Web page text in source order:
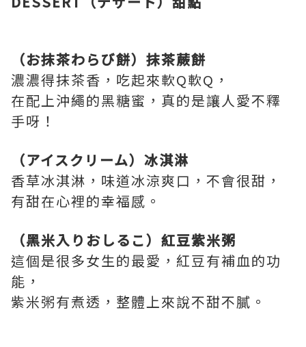
（お抹茶わらび餅）抹茶蕨餅
濃濃得抹茶香，吃起來軟Q軟Q，
在配上沖繩的黑糖蜜，真的是讓人愛不釋
手呀！
（アイスクリーム）冰淇淋
香草冰淇淋，味道冰涼爽口，不會很甜，
有甜在心裡的幸福感。
（黑米入りおしるこ）紅豆紫米粥
這個是很多女生的最愛，紅豆有補血的功
能，
紫米粥有煮透，整體上來說不甜不膩。